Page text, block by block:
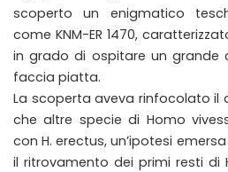
scoperto un enigmatico
come KNM-ER 1470,
in grado di ospitare un grande
faccia piatta.
La scoperta aveva rinfocolato il
che altre specie di Homo
con H. erectus, un’ipotesi
il ritrovamento dei primi resti di